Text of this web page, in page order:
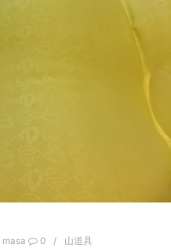
masa 0 山道具